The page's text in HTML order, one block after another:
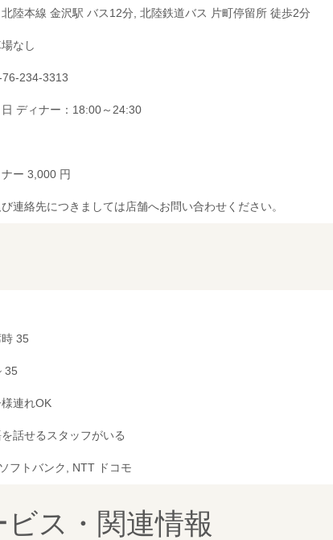
陸本線 金沢駅 バス12分, 北陸鉄道バス 片町停留所 徒歩2分
なし
76-234-3313
ディナー：18:00～24:30
ー 3,000 円
連絡先につきましては店舗へお問い合わせください。
35
35
連れOK
話せるスタッフがいる
フトバンク, NTT ドコモ
ス・関連情報